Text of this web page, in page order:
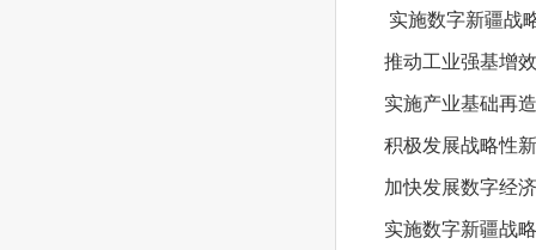
实施数字新疆战
推动工业强基增
实施产业基础再
积极发展战略性
加快发展数字经
实施数字新疆战